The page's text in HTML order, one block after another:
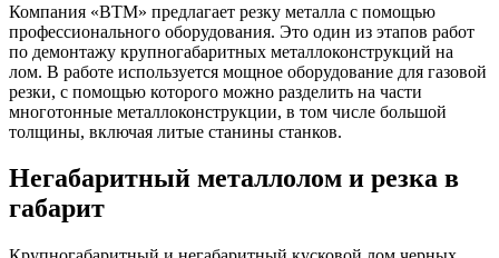
Компания «ВТМ» предлагает резку металла с помощью
профессионального оборудования. Это один из этапов работ
по демонтажу крупногабаритных металлоконструкций на
лом. В работе используется мощное оборудование для газовой
резки, с помощью которого можно разделить на части
многотонные металлоконструкции, в том числе большой
толщины, включая литые станины станков.
Негабаритный металлолом и резка в
габарит